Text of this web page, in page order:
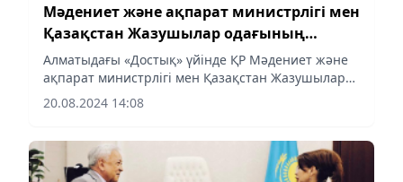
Мәдениет және ақпарат министрлігі мен
Қазақстан Жазушылар одағының
бірлескен жобалары таныстырылды
Алматыдағы «Достық» үйінде ҚР Мәдениет және
ақпарат министрлігі мен Қазақстан Жазушылар
одағы арасындағы әріптестік аясында жүзеге
асырылып жатқан жобалардың таныстырылымы
20.08.2024 14:08